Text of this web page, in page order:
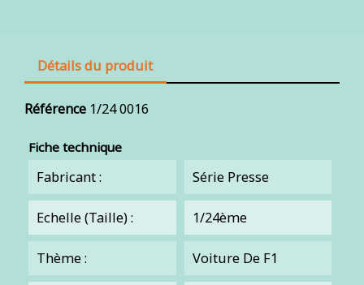
Détails du produit
Référence 1/24 0016
Fiche technique
Fabricant : Série Presse
Echelle (Taille) : 1/24ème
Thème : Voiture De F1